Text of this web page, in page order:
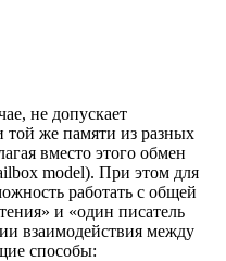
не допускает
той же памяти из разных
вместо этого обмен
model). При этом для
работать с общей
и «один писатель
взаимодействия между
способы: